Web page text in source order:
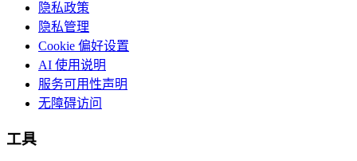
隐私政策
隐私管理
Cookie 偏好设置
AI 使用说明
服务可用性声明
无障碍访问
工具